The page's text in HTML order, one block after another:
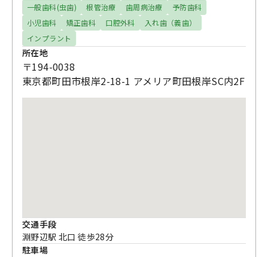
一般歯科(虫歯) 根管治療 歯周病治療
予防歯科
小児歯科
矯正歯科 口腔外科
入れ歯（義歯）
インプラント
所在地
〒194-0038
東京都町田市根岸2-18-1 アメリア町田根岸SC内2F
交通手段
淵野辺駅 北口 徒歩28分
駐車場